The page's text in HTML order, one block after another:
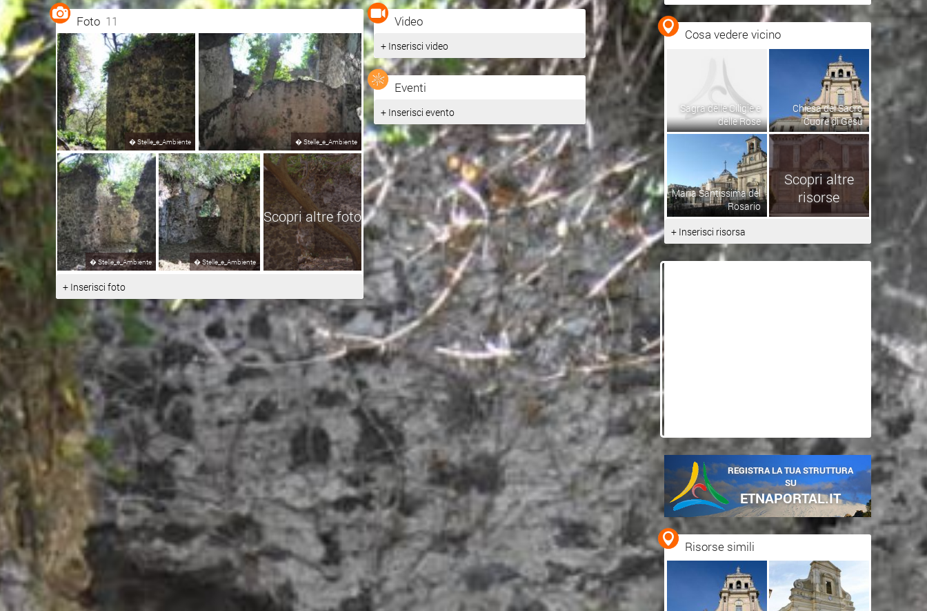
Foto 11
�Stelle_e_Ambiente �Stelle_e_Ambiente
�Stelle_e_Ambiente �Stelle_e_Ambiente
Scopri altre foto
+ Inserisci foto
Video
+ Inserisci video
Eventi
+ Inserisci evento
Ottieni indicazioni stradali
Visualizza mappa
Cosa vedere vicino
Sagra delle Ciligie e
delle Rose
Chiesa del Sacro
Cuore di Gesù
Maria Santissima del
Rosario
Scopri altre
risorse
+ Inserisci risorsa
REGISTRA LA TUA STRUTTURA
SU
ETNAPORTAL.IT
Risorse simili